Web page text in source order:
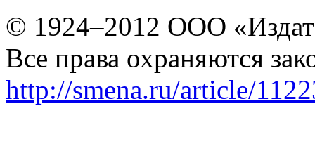
© 1924–2012 ООО
Все права охраняются
http://smena.ru/article/